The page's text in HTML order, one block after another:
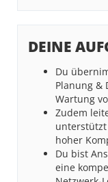
DEINE
Du
Planung &
Wartung
Zudem
hoher
Du bist
eine